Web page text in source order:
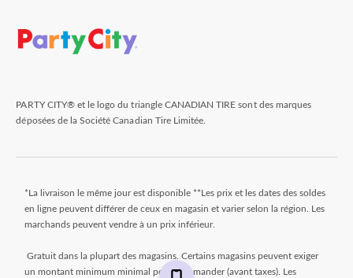
PARTY CITY® et le logo du triangle CANADIAN TIRE sont des marques
déposées de la Société Canadian Tire Limitée.
*La livraison le même jour est disponible **Les prix et les dates des soldes
en ligne peuvent différer de ceux en magasin et varier selon la région. Les
marchands peuvent vendre à un prix inférieur.
Gratuit dans la plupart des magasins. Certains magasins peuvent exiger
un montant minimum minimal pour commander (avant taxes). Les